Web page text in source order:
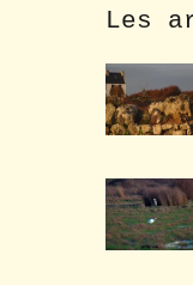
eLes